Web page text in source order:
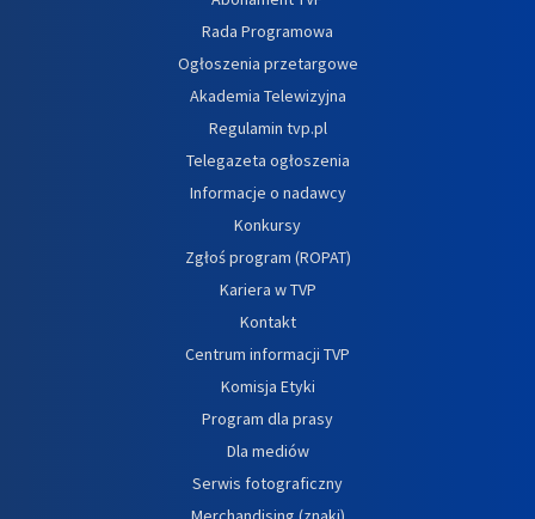
Rada Programowa
Ogłoszenia przetargowe
Akademia Telewizyjna
Regulamin tvp.pl
Telegazeta ogłoszenia
Informacje o nadawcy
Konkursy
Zgłoś program (ROPAT)
Kariera w TVP
Kontakt
Centrum informacji TVP
Komisja Etyki
Program dla prasy
Dla mediów
Serwis fotograficzny